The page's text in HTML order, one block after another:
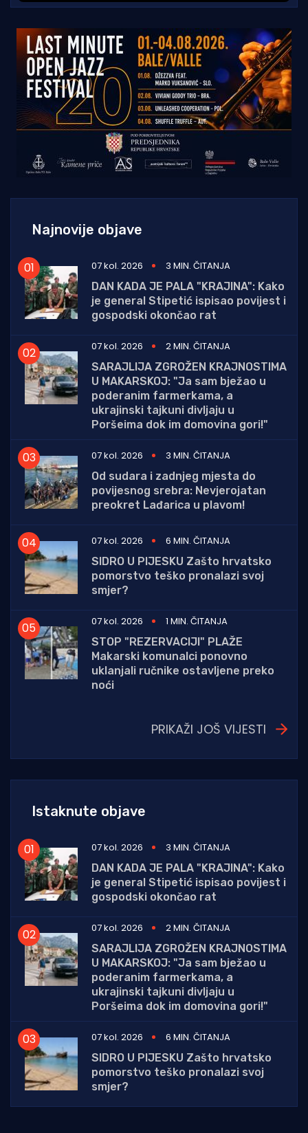
Najnovije objave
07 kol. 2026
3 MIN. ČITANJA
DAN KADA JE PALA "KRAJINA": Kako
je general Stipetić ispisao povijest i
gospodski okončao rat
07 kol. 2026
2 MIN. ČITANJA
SARAJLIJA ZGROŽEN KRAJNOSTIMA
U MAKARSKOJ: "Ja sam bježao u
poderanim farmerkama, a
ukrajinski tajkuni divljaju u
Poršeima dok im domovina gori!"
07 kol. 2026
3 MIN. ČITANJA
Od sudara i zadnjeg mjesta do
povijesnog srebra: Nevjerojatan
preokret Lađarica u plavom!
07 kol. 2026
6 MIN. ČITANJA
SIDRO U PIJESKU Zašto hrvatsko
pomorstvo teško pronalazi svoj
smjer?
07 kol. 2026
1 MIN. ČITANJA
STOP "REZERVACIJI" PLAŽE
Makarski komunalci ponovno
uklanjali ručnike ostavljene preko
noći
PRIKAŽI JOŠ VIJESTI
Istaknute objave
07 kol. 2026
3 MIN. ČITANJA
DAN KADA JE PALA "KRAJINA": Kako
je general Stipetić ispisao povijest i
gospodski okončao rat
07 kol. 2026
2 MIN. ČITANJA
SARAJLIJA ZGROŽEN KRAJNOSTIMA
U MAKARSKOJ: "Ja sam bježao u
poderanim farmerkama, a
ukrajinski tajkuni divljaju u
Poršeima dok im domovina gori!"
07 kol. 2026
6 MIN. ČITANJA
SIDRO U PIJESKU Zašto hrvatsko
pomorstvo teško pronalazi svoj
smjer?